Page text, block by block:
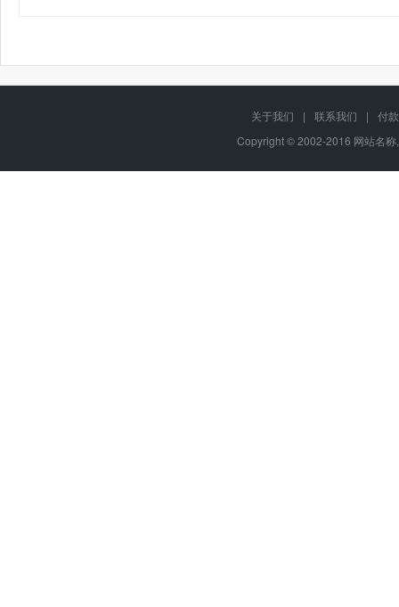
关于我们 | 联系我们 |
付
Copyright © 2002-2016 网站名